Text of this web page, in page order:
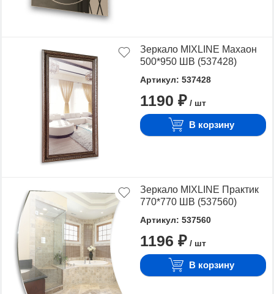
Зеркало MIXLINE Махаон
500*950 ШВ (537428)
Артикул: 537428
1190 ₽ / шт
В корзину
Зеркало MIXLINE Практик
770*770 ШВ (537560)
Артикул: 537560
1196 ₽ / шт
В корзину